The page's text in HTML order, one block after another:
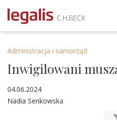
Administracja i samorząd
Inwigilowani
04.06.2024
Nadia Senkowska